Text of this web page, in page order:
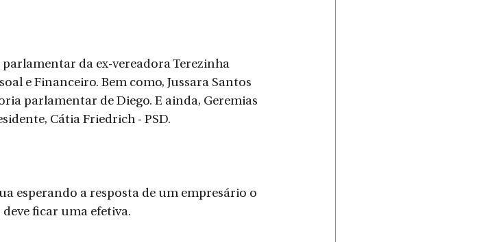
parlamentar da ex-vereadora Terezinha
e Financeiro. Bem como, Jussara Santos
parlamentar de Diego. E ainda, Geremias
Cátia Friedrich - PSD.
esperando a resposta de um empresário o
ficar uma efetiva.